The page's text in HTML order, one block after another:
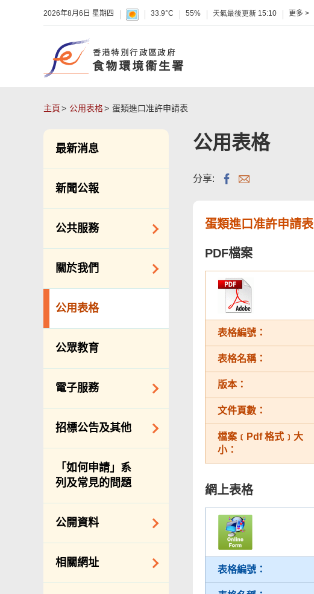
2026年8月6日 星期四 33.9°C 55% 天氣最後更新 15:10 更多 >
主頁 公用表格 蛋類進口准許申請表
最新消息
新聞公報
公共服務
潔淨服務
公眾街市
墳場及火葬場
食物安全
私營骨灰龕
公共設施
關於我們
組織結構
服務承諾
公用表格
公眾教育
電子服務
網上付款
招標公告及其他
招標通告索引
主要採購服務預覽
申請納入食物環境
衞生署通知名單
的標準僱傭合約
「如何申請」系
列及常見的問題
公開資料
公開資料守則
相關網址
公用表格
分享:
蛋類進口准許申請表
PDF檔案
表格編號：
表格名稱：
版本：
文件頁數：
檔案﹝Pdf 格式﹞大
小：
網上表格
表格編號：